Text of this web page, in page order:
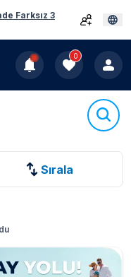
Farksız 3
0
Sırala